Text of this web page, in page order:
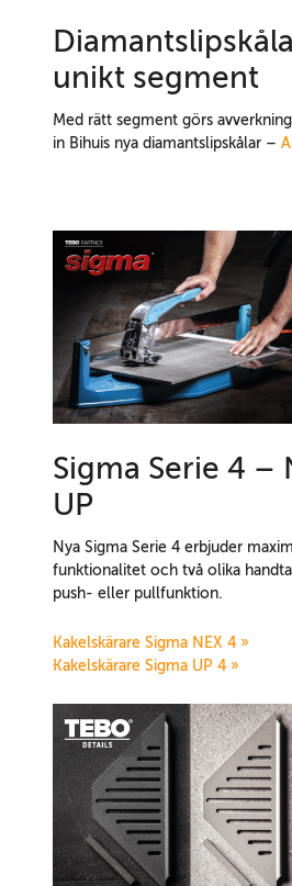
unikt segment
Med rätt segment görs
in Bihuis nya diamantslipskålar –
Sigma Serie 4 –
UP
Nya Sigma Serie 4 erbjuder
funktionalitet och två olika
push- eller pullfunktion.
Kakelskärare Sigma NEX 4 »
Kakelskärare Sigma UP 4 »